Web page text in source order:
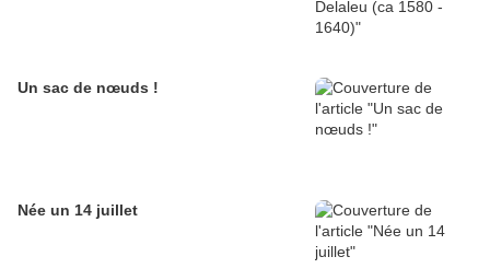
Un sac de nœuds !
Née un 14 juillet